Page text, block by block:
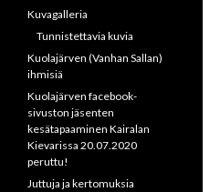
Kuvagalleria
Tunnistettavia kuvia
Kuolajärven (Vanhan Sallan)
ihmisiä
Kuolajärven facebook-
sivuston jäsenten
kesätapaaminen Kairalan
Kievarissa 20.07.2020
peruttu!
Juttuja ja kertomuksia